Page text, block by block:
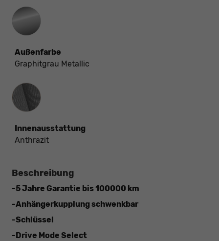
Außenfarbe
Graphitgrau Metallic
Innenausstattung
Innenausstattung
Anthrazit
Beschreibung
-5 Jahre Garantie bis 100000 km
-Anhängerkupplung schwenkbar
-Schlüssel
-Drive Mode Select